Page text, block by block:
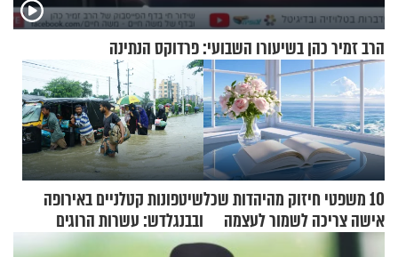
הרב זמיר כהן בשיעורו השבועי: פרדוקס הנתינה
10 משפטי חיזוק מהיהדות שכל
אישה צריכה לשמור לעצמה
שיטפונות קטלניים באירופה
ובבנגלדש: עשרות הרוגים
ומיליון נפגעים